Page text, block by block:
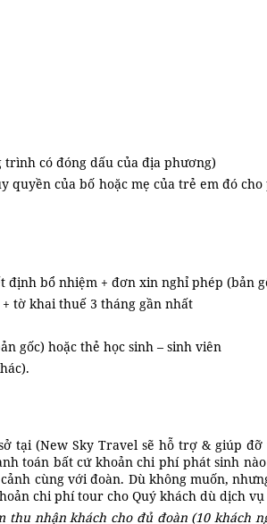
có đóng dấu của địa phương)
của bố hoặc mẹ của trẻ em đó
định bổ nhiệm + đơn xin nghỉ phép (bản
tờ khai thuế 3 tháng gần nhất
gốc) hoặc thẻ học sinh – sinh viên
tại (New Sky Travel sẽ hỗ trợ & giúp
toán bất cứ khoản chi phí phát sinh
cùng với đoàn. Dù không muốn,
chi phí tour cho Quý khách dù dịch
thu nhận khách cho đủ đoàn (10 khách